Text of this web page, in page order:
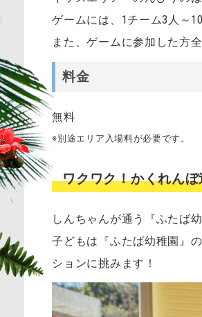
ゲームには、1チーム3人～
また、ゲームに参加した方
料金
無料
※別途エリア入場料が必要です。
ワクワク！かくれん
しんちゃんが通う『ふたば
子どもは『ふたば幼稚園』
ションに挑みます！